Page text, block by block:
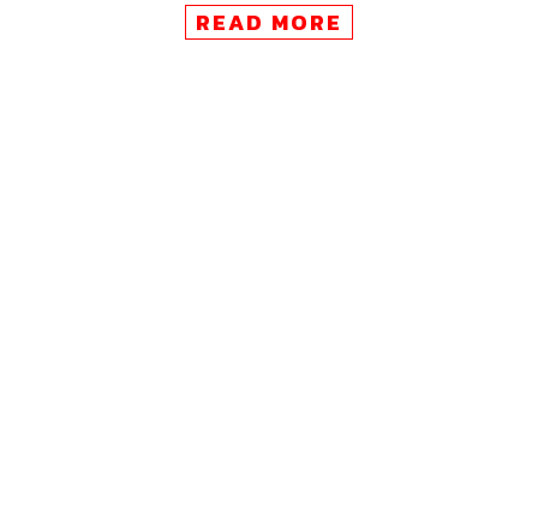
ลักษณะของความชำรุดบกพร่อง สิทธิและบทสันนิษฐาน
ความชำรุดบกพร่อง โดยให้บังคับกับความสัมพันธ์ระหว่างผู้
READ MORE